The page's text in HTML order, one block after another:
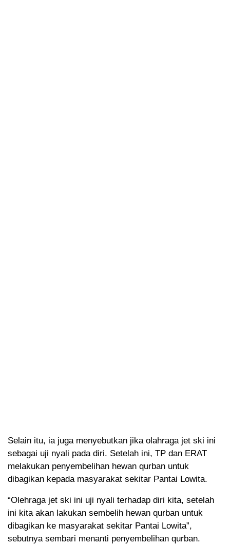
Selain itu, ia juga menyebutkan jika olahraga jet ski ini
sebagai uji nyali pada diri. Setelah ini, TP dan ERAT
melakukan penyembelihan hewan qurban untuk
dibagikan kepada masyarakat sekitar Pantai Lowita.
“Olehraga jet ski ini uji nyali terhadap diri kita, setelah
ini kita akan lakukan sembelih hewan qurban untuk
dibagikan ke masyarakat sekitar Pantai Lowita”,
sebutnya sembari menanti penyembelihan qurban.